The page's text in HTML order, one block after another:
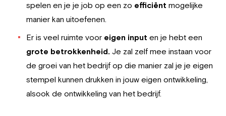
spelen en je je job op een zo efficiënt mogelijke
manier kan uitoefenen.
Er is veel ruimte voor eigen input en je hebt een
grote betrokkenheid. Je zal zelf mee instaan voor
de groei van het bedrijf op die manier zal je je eigen
stempel kunnen drukken in jouw eigen ontwikkeling,
alsook de ontwikkeling van het bedrijf.